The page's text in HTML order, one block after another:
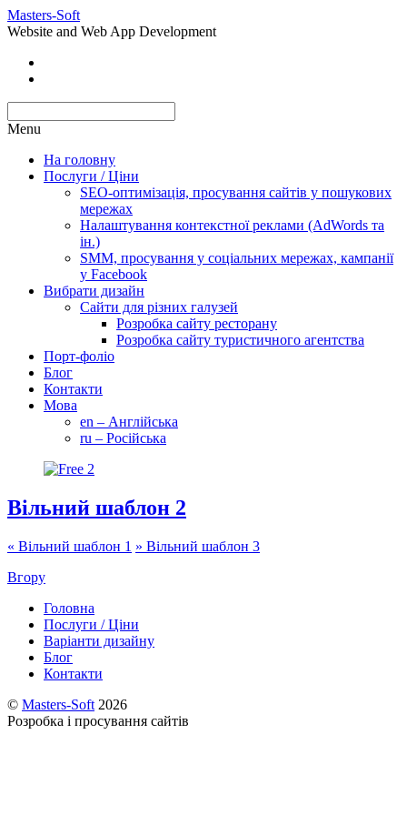
Masters-Soft
Website and Web App Development
Menu
На головну
Послуги / Ціни
SEO-оптимізація, просування сайтів у пошукових
мережах
Налаштування контекстної реклами (AdWords та
ін.)
SMM, просування у соціальних мережах, кампанії
у Facebook
Вибрати дизайн
Сайти для різних галузей
Розробка сайту ресторану
Розробка сайту туристичного агентства
Порт-фоліо
Блог
Контакти
Мова
en – Англійська
ru – Російська
Вільний шаблон 2
« Вільний шаблон 1 » Вільний шаблон 3
Вгору
Головна
Послуги / Ціни
Варіанти дизайну
Блог
Контакти
© Masters-Soft 2026
Розробка і просування сайтів